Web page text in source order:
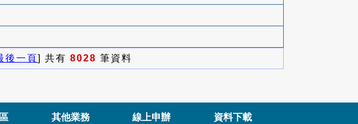
後一頁] 共有 8028 筆資料
其他業務 線上申辦 資料下載